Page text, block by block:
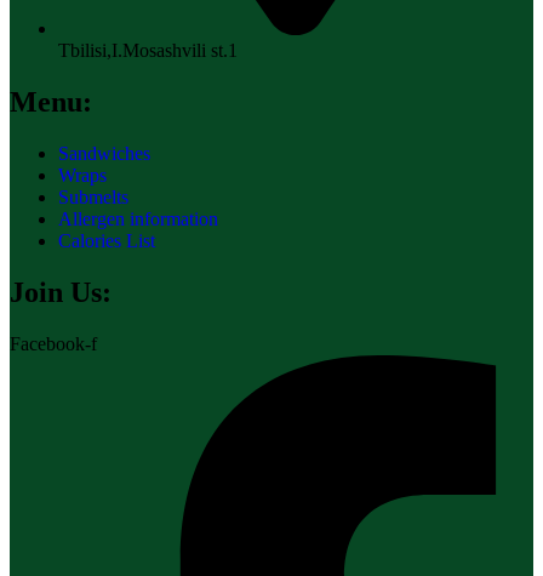
Tbilisi,I.Mosashvili st.1
Menu:
Sandwiches
Wraps
Submelts
Allergen information
Calories List
Join Us:
Facebook-f